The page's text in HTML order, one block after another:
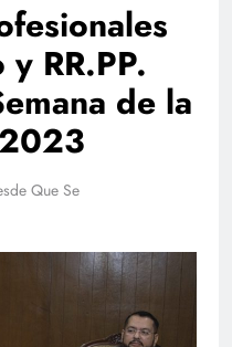
RR.PP.
de la
Que Se